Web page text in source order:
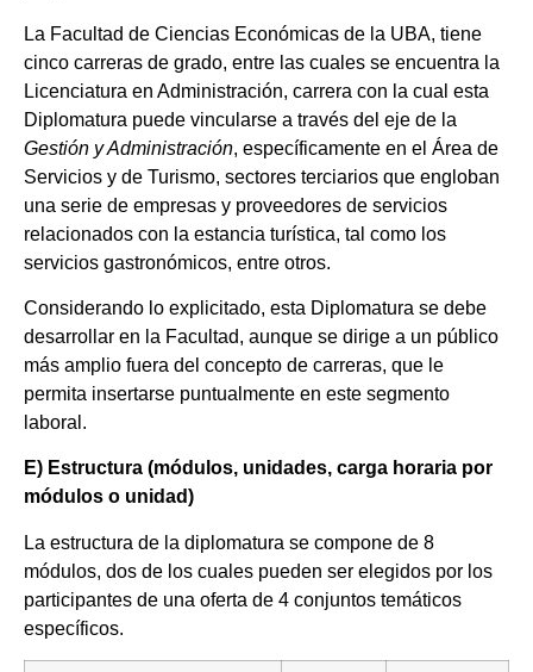
La Facultad de Ciencias Económicas de la UBA, tiene
cinco carreras de grado, entre las cuales se encuentra la
Licenciatura en Administración, carrera con la cual esta
Diplomatura puede vincularse a través del eje de la
Gestión y Administración, específicamente en el Área de
Servicios y de Turismo, sectores terciarios que engloban
una serie de empresas y proveedores de servicios
relacionados con la estancia turística, tal como los
servicios gastronómicos, entre otros.
Considerando lo explicitado, esta Diplomatura se debe
desarrollar en la Facultad, aunque se dirige a un público
más amplio fuera del concepto de carreras, que le
permita insertarse puntualmente en este segmento
laboral.
E) Estructura (módulos, unidades, carga horaria por
módulos o unidad)
La estructura de la diplomatura se compone de 8
módulos, dos de los cuales pueden ser elegidos por los
participantes de una oferta de 4 conjuntos temáticos
específicos.